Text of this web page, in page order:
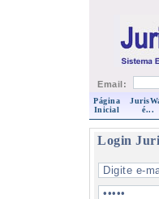
Email:
Página
Inicial
é...
Login